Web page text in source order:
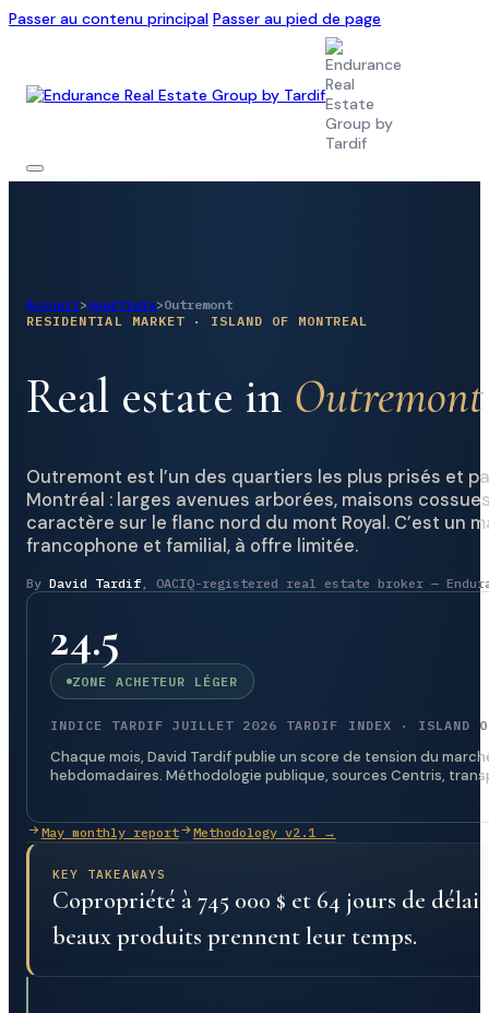
Passer au contenu principal Passer au pied de page
Accueil >quartiers>Outremont
RESIDENTIAL MARKET · ISLAND OF MONTREAL
Real estate in Outremont
Outremont est l’un des quartiers les plus prisés et
Montréal : larges avenues arborées, maisons
caractère sur le flanc nord du mont Royal. C’est un
francophone et familial, à offre limitée.
ByDavid Tardif , OACIQ-registered real estate broker —
24.5
ZONE ACHETEUR LÉGER
INDICE TARDIF JUILLET 2026 TARDIF INDEX · ISLAND
Chaque mois, David Tardif publie un score de tension du
hebdomadaires. Méthodologie publique, sources Centris,
May monthly report Methodology v2.1 →
KEY TAKEAWAYS
Copropriété à 745 000 $ et 64 jours de
beaux produits prennent leur temps.